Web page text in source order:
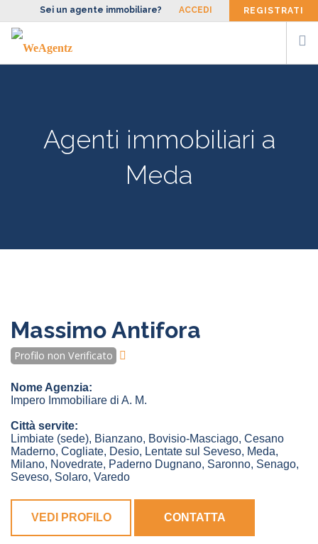
Sei un agente immobiliare? ACCEDI REGISTRATI
FACCIAMOAgenti immobiliari a
Meda
Massimo Antifora
Profilo non Verificato
Nome Agenzia:
Impero Immobiliare di A. M.
Città servite:
Limbiate (sede), Bianzano, Bovisio-Masciago, Cesano
Maderno, Cogliate, Desio, Lentate sul Seveso, Meda,
Milano, Novedrate, Paderno Dugnano, Saronno, Senago,
Seveso, Solaro, Varedo
VEDI PROFILO CONTATTA